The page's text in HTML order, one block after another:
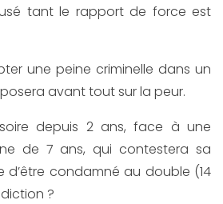
tant le rapport de force est
une peine criminelle dans un
avant tout sur la peur.
depuis 2 ans, face à une
de 7 ans, qui contestera sa
d’être condamné au double (14
?